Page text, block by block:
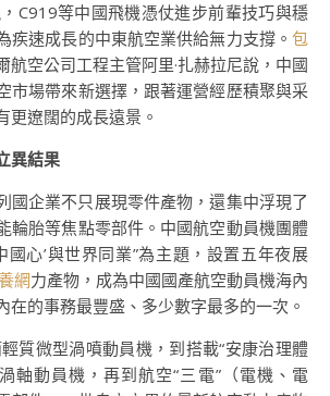
C919等中國飛機憑仗進步前輩技巧與穩
疾速成長的中東航空業供給無力支撐。 包
航空公司工程主管阿里·扎赫拉尼說，中國
市場帶來新選擇，跟著運營經歷積聚與采
更遼闊的成長遠景。
異結果
國企業不只展現零件產物，還集中浮現了
輪胎等焦點零部件。中國航空動員機團體
國心’與世界同業”為主題，設置五年夜展
網力產物，成為中國國產航空動員機海內
在的事務最豐盛、多少數字最多的一次。
質微型渦噴動員機，到搭載“安康治理體
軸動員機，再到航空“三電”（電機、電